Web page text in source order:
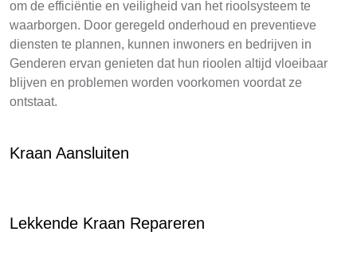
om de efficiëntie en veiligheid van het rioolsysteem te
waarborgen. Door geregeld onderhoud en preventieve
diensten te plannen, kunnen inwoners en bedrijven in
Genderen ervan genieten dat hun rioolen altijd vloeibaar
blijven en problemen worden voorkomen voordat ze
ontstaat.
Kraan Aansluiten
Lekkende Kraan Repareren